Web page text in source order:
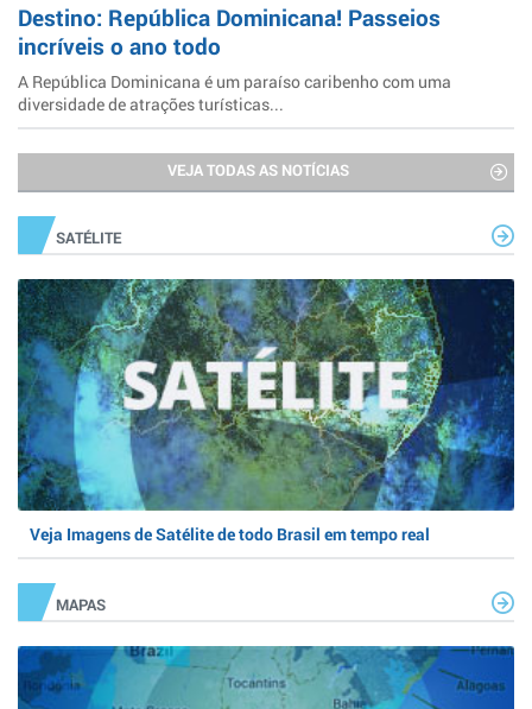
Destino: República Dominicana! Passeios
incríveis o ano todo
A República Dominicana é um paraíso caribenho com uma
diversidade de atrações turísticas...
VEJA TODAS AS NOTÍCIAS
SATÉLITE
Veja Imagens de Satélite de todo Brasil em tempo real
MAPAS